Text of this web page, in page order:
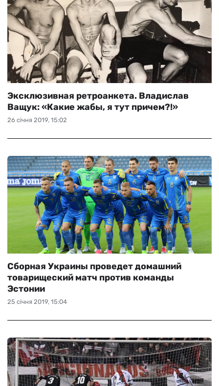
26 січня 2019, 15:02
Эксклюзивная ретроанкета. Владислав
Ващук: «Какие жабы, я тут причем?!»
25 січня 2019, 15:04
Сборная Украины проведет домашний
товарищеский матч против команды
Эстонии